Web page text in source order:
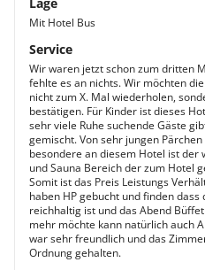
Mit Hotel Bus
Service
Wir waren jetzt schon zum dritten
fehlte es an nichts. Wir möchten
nicht zum X. Mal wiederholen,
bestätigen. Für Kinder ist dieses
sehr viele Ruhe suchende Gäste
gemischt. Von sehr jungen
besondere an diesem Hotel ist
und Sauna Bereich der zum Hotel
Somit ist das Preis Leistungs
haben HP gebucht und finden
reichhaltig ist und das Abend
mehr möchte kann natürlich auch
war sehr freundlich und das
Ordnung gehalten.